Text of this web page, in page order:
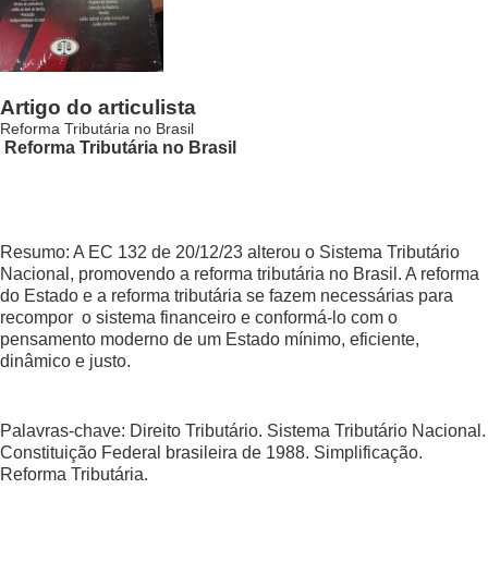
Artigo do articulista
Reforma Tributária no Brasil
Reforma Tributária no Brasil
Resumo: A EC 132 de 20/12/23 alterou o Sistema Tributário
Nacional, promovendo a reforma tributária no Brasil. A reforma
do Estado e a reforma tributária se fazem necessárias para
recompor o sistema financeiro e conformá-lo com o
pensamento moderno de um Estado mínimo, eficiente,
dinâmico e justo.
Palavras-chave: Direito Tributário. Sistema Tributário Nacional.
Constituição Federal brasileira de 1988. Simplificação.
Reforma Tributária.